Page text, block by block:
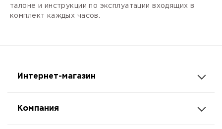
талоне и инструкции по эксплуатации входящих в
комплект каждых часов.
Интернет-магазин
Компания